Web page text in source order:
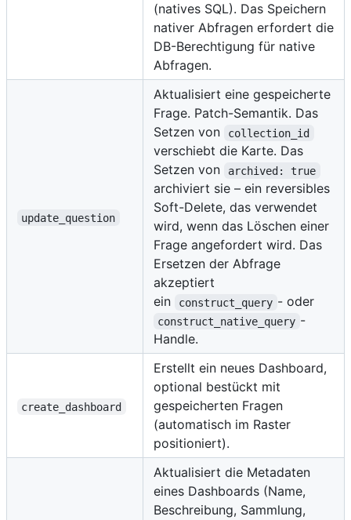
(natives SQL). Das Speichern
nativer Abfragen erfordert die
DB-Berechtigung für native
Abfragen.
update_question
Aktualisiert eine gespeicherte
Frage. Patch-Semantik. Das
Setzen von
collection_id
verschiebt die Karte. Das
Setzen von
archived: true
archiviert sie – ein reversibles
Soft-Delete, das verwendet
wird, wenn das Löschen einer
Frage angefordert wird. Das
Ersetzen der Abfrage
akzeptiert
ein
construct_query - oder
construct_native_query -
Handle.
create_dashboard
Erstellt ein neues Dashboard,
optional bestückt mit
gespeicherten Fragen
(automatisch im Raster
positioniert).
Aktualisiert die Metadaten
eines Dashboards (Name,
Beschreibung, Sammlung,